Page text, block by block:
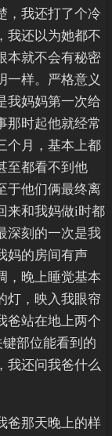
，我还打了个冷
我还以为她都不
本就不会有秘密
一样。严格意义
我妈妈第一次给
那时起他就经常
个月，基本上都
至都看不到他
于他们俩最终离
来和我妈做i时都
深刻的一次是我
妈的房间有声
，晚上睡觉基本
灯，映入我眼帘
爸站在地上两个
部位能看到的
我还问我爸什么
爸那天晚上的样